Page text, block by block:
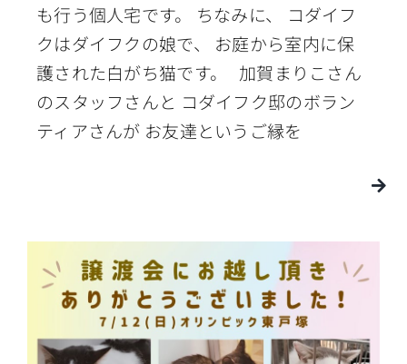
も行う個人宅です。 ちなみに、 コダイフ
クはダイフクの娘で、 お庭から室内に保
護された白がち猫です。 加賀まりこさん
のスタッフさんと コダイフク邸のボラン
ティアさんが お友達というご縁を